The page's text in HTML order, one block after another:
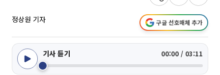
정상원 기자 구글 선호매체 추가
기사 듣기 00:00 / 03:11